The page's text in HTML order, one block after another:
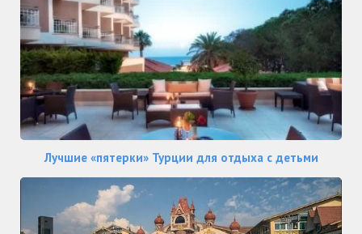
Лучшие «пятерки» Турции для отдыха с детьми